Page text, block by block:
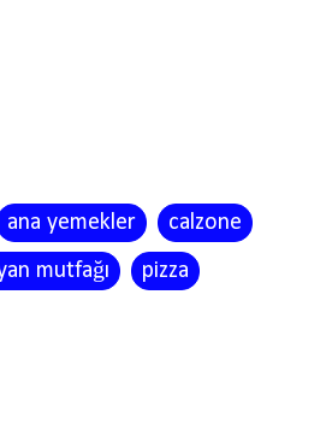
ana yemekler
calzone
mutfağı
pizza